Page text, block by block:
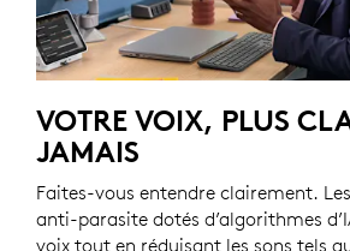
VOTRE VOIX, PLUS
JAMAIS
Faites-vous entendre clairement.
anti-parasite dotés d’algorithmes
voix tout en réduisant les sons tels